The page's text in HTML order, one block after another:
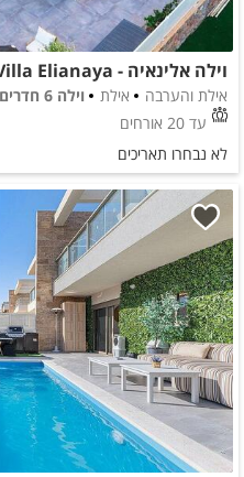
וילה אלינאיה - Villa Elianaya
אילת והערבה אילת
וילה 6 חדרים
עד 20 אורחים
לא נבחרו תאריכים